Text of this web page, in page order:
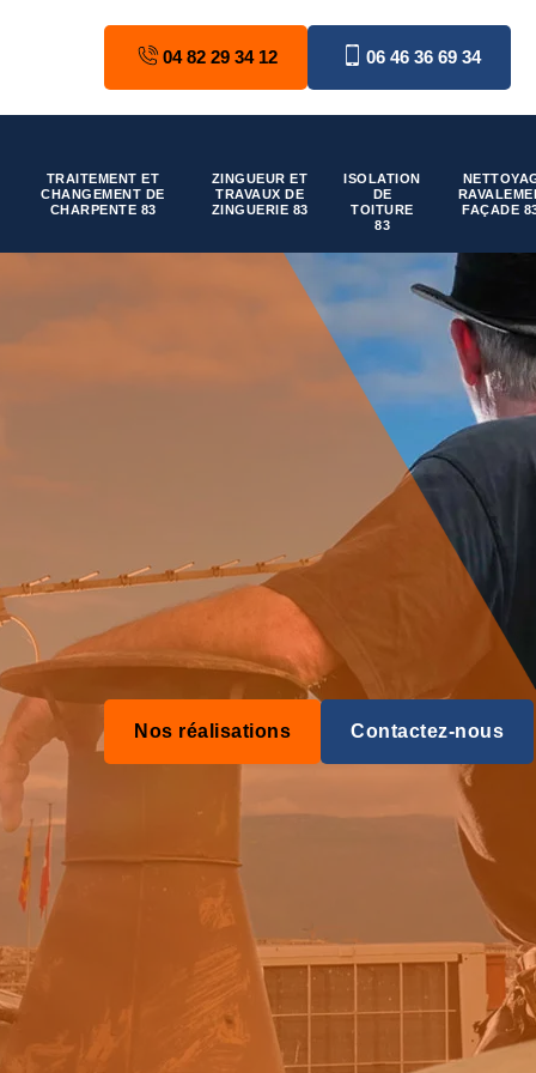
04 82 29 34 12 06 46 36 69 34
TRAITEMENT ET
CHANGEMENT DE
CHARPENTE 83
ZINGUEUR ET
TRAVAUX DE
ZINGUERIE 83
ISOLATION
DE
TOITURE
83
FAÇADE
Nos réalisations Contactez-nous